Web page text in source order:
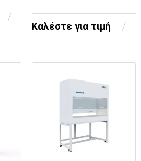
Καλέστε για τιμή